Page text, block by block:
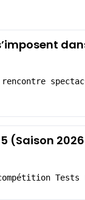
(Saison